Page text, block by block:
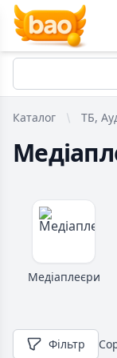
Каталог ТБ,
Медіаплеєри
Фільтр